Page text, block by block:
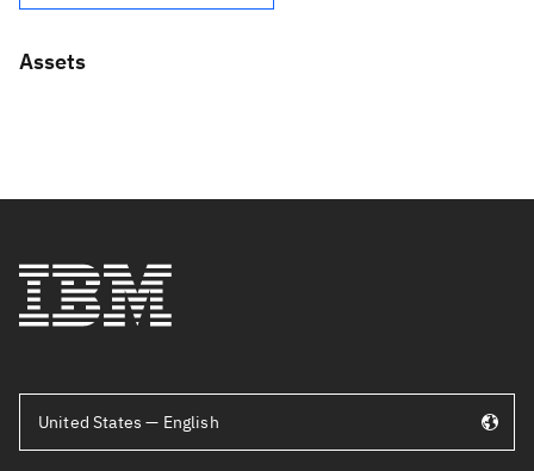
Assets
United States — English